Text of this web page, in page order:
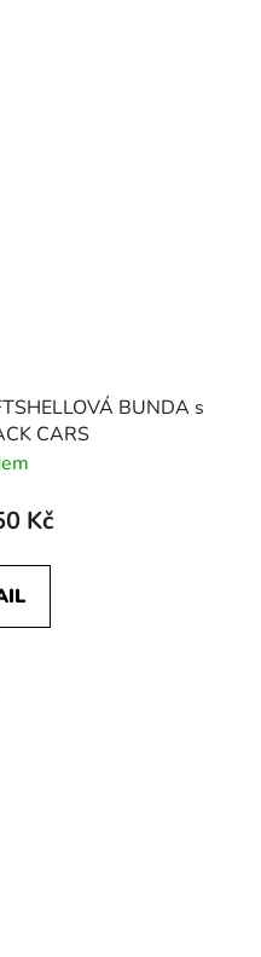
BUNDA s
CARS
Kč